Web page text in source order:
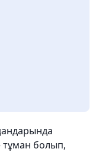
тұман болып,